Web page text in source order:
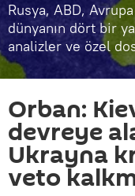
Rusya, ABD,
dünyanın dört bir
analizler ve özel
Orban:
devreye
Ukrayna
veto